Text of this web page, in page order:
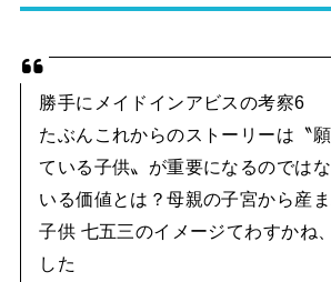
勝手にメイドインアビスの考察6
たぶんこれからのストーリーは〝
ている子供〟が重要になるのでは
いる価値とは？母親の子宮から産
子供 七五三のイメージてわすかね
した